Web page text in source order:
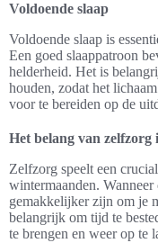
Voldoende slaap
Voldoende slaap is
Een goed slaappatroon
helderheid. Het is
houden, zodat het
voor te bereiden op de
Het belang van zelfzorg
Zelfzorg speelt een
wintermaanden.
gemakkelijker zijn om je
belangrijk om tijd te
te brengen en weer op te